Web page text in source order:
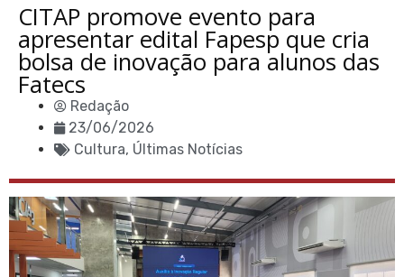
CITAP promove evento para
apresentar edital Fapesp que cria
bolsa de inovação para alunos das
Fatecs
Redação
23/06/2026
Cultura, Últimas Notícias